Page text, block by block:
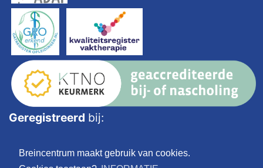
Breincentrum maakt gebruik van cookies.
Geregistreerd bij: